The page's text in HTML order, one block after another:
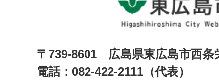
〒739-8601 広島県東広島市西
電話：082-422-2111（代表）